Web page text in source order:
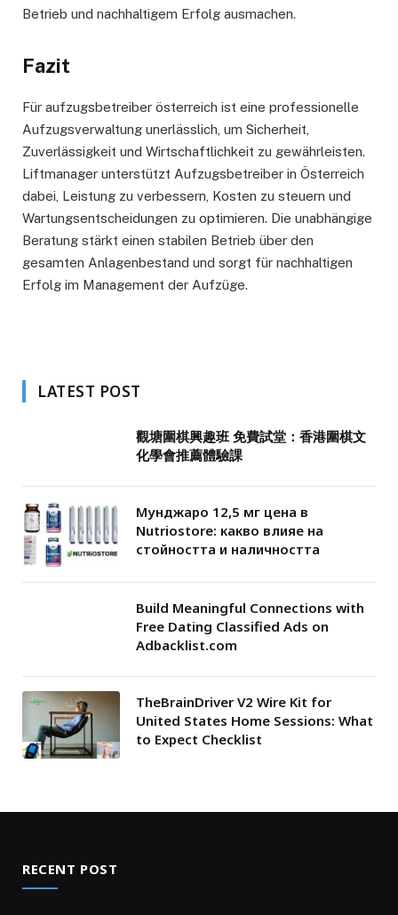
Betrieb und nachhaltigem Erfolg ausmachen.
Fazit
Für aufzugsbetreiber österreich ist eine professionelle
Aufzugsverwaltung unerlässlich, um Sicherheit,
Zuverlässigkeit und Wirtschaftlichkeit zu gewährleisten.
Liftmanager unterstützt Aufzugsbetreiber in Österreich
dabei, Leistung zu verbessern, Kosten zu steuern und
Wartungsentscheidungen zu optimieren. Die unabhängige
Beratung stärkt einen stabilen Betrieb über den
gesamten Anlagenbestand und sorgt für nachhaltigen
Erfolg im Management der Aufzüge.
LATEST POST
觀塘圍棋興趣班 免費試堂：香港圍棋文
化學會推薦體驗課
Мунджаро 12,5 мг цена в
Nutriostore: какво влияе на
стойността и наличността
Build Meaningful Connections with
Free Dating Classified Ads on
Adbacklist.com
TheBrainDriver V2 Wire Kit for
United States Home Sessions: What
to Expect Checklist
RECENT POST